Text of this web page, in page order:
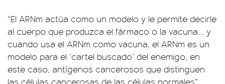
“El ARNm actúa como un modelo y le permite decirle
al cuerpo que produzca el fármaco o la vacuna... y
cuando usa el ARNm como vacuna, el ARNm es un
modelo para el ‘cartel buscado’ del enemigo, en
este caso, antígenos cancerosos que distinguen
las células cancerosas de las células normales”